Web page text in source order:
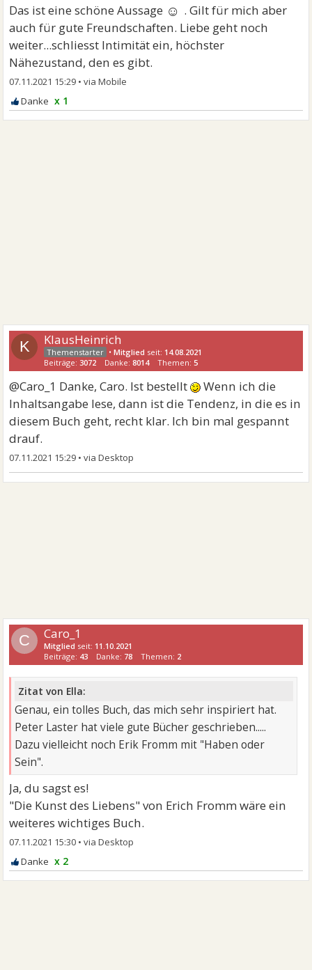
Das ist eine schöne Aussage ☺ . Gilt für mich aber
auch für gute Freundschaften. Liebe geht noch
weiter...schliesst Intimität ein, höchster
Nähezustand, den es gibt.
07.11.2021 15:29 •
x 1
K KlausHeinrich
•Mitglied seit: 14.08.2021
Beiträge:3072 Danke:8014 Themen:5
@Caro_1 Danke, Caro. Ist bestellt
Wenn ich die
Inhaltsangabe lese, dann ist die Tendenz, in die es in
diesem Buch geht, recht klar. Ich bin mal gespannt
drauf.
07.11.2021 15:29 •
C Caro_1
Mitglied seit: 11.10.2021
Beiträge: 43 Danke: 78 Themen: 2
Zitat von Ella:
Genau, ein tolles Buch, das mich sehr inspiriert hat.
Peter Laster hat viele gute Bücher geschrieben.....
Dazu vielleicht noch Erik Fromm mit "Haben oder
Sein".
Ja, du sagst es!
"Die Kunst des Liebens" von Erich Fromm wäre ein
weiteres wichtiges Buch.
07.11.2021 15:30 •
x 2